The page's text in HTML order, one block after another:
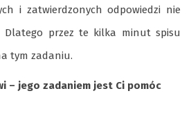
i zatwierdzonych odpowiedzi nie
Dlatego przez te kilka minut spisu
tym zadaniu.
– jego zadaniem jest Ci pomóc